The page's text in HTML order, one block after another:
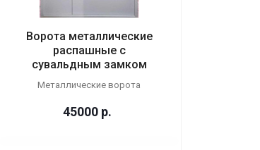
Ворота металлические
распашные с
сувальдным замком
Металлические ворота
45000 р.